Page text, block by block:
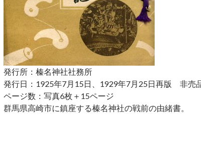
発行所：榛名神社社務所
発行日：1925年7月15日、1929年7月25日再版 非売
ページ数：写真6枚＋15ページ
群馬県高崎市に鎮座する榛名神社の戦前の由緒書。